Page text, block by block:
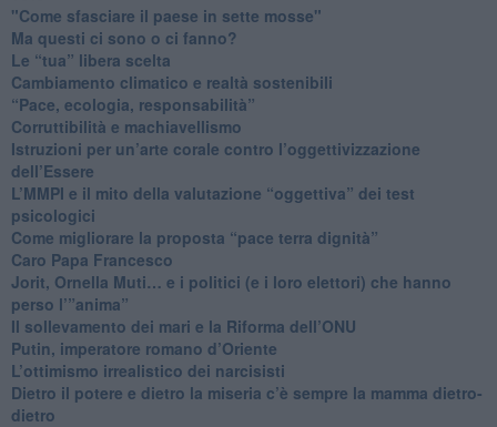
"Come sfasciare il paese in sette mosse"
​Ma questi ci sono o ci fanno?
​Le “tua” libera scelta
Cambiamento climatico e realtà sostenibili
“Pace, ecologia, responsabilità”
​Corruttibilità e machiavellismo
Istruzioni per un’arte corale contro l’oggettivizzazione
dell’Essere
​L’MMPI e il mito della valutazione “oggettiva” dei test
psicologici
Come migliorare la proposta “pace terra dignità”
Caro Papa Francesco
​Jorit, Ornella Muti… e i politici (e i loro elettori) che hanno
perso l’”anima”
​Il sollevamento dei mari e la Riforma dell’ONU
Putin, imperatore romano d’Oriente
​L’ottimismo irrealistico dei narcisisti
​Dietro il potere e dietro la miseria c’è sempre la mamma dietro-
dietro